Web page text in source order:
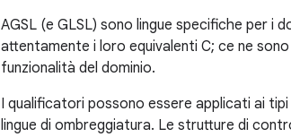
AGSL (e GLSL) sono lingue specifiche per i
attentamente i loro equivalenti C; ce ne
funzionalità del dominio.
I qualificatori possono essere applicati ai
lingue di ombreggiatura. Le strutture di